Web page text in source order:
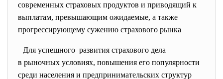
современных страховых продуктов и приводящий к
выплатам, превышающим ожидаемые, а также
прогрессирующему сужению страхового рынка
Для успешного развития страхового дела
в рыночных условиях, повышения его популярности
среди населения и предпринимательских структур